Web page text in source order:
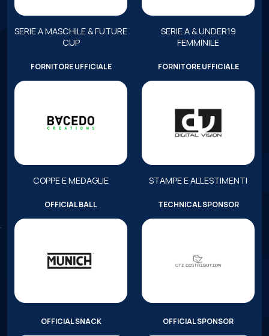
SERIE A MASCHILE & FUTURE
CUP
SERIE A & UNDER19
FEMMINILE
FORNITORE UFFICIALE
COPPE E MEDAGLIE
FORNITORE UFFICIALE
STAMPE E ALLESTIMENTI
OFFICIAL BALL TECHNICAL SPONSOR
OFFICIAL SNACK OFFICIAL SPONSOR